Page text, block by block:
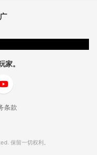
家。
条款
保留一切权利。